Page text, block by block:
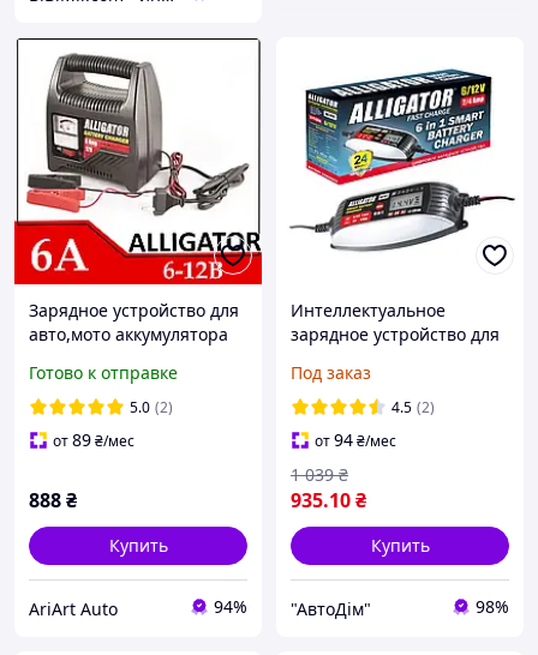
Зарядное устройство для
авто,мото аккумулятора
Готово к отправке
5.0 (2)
от89₴/мес
888₴
Купить
AriArt Auto 94%
Интеллектуальное
зарядное устройство для
12 V, 4 А, 120 A*ч (AC812)
Под заказ
4.5 (2)
от94₴/мес
935.10₴
1 039 ₴
Купить
"АвтоДім" 98%